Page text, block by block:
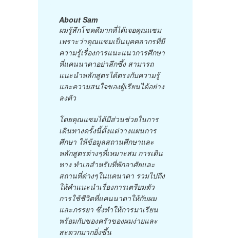
About Sam
ผมรู้สึกโชคดีมากที่ได้เจอคุณแซม
เพราะว่าคุณแซมเป็นบุคคลากรที่มี
ความรู้เรื่องการแนะแนวการศึกษา
ที่แคนนาดาอย่าลึกซึ้ง สามารถ
แนะนำหลักสูตรได้ตรงกับความรู้
และความสนใจของผู้เรียนได้อย่าง
ลงตัว
โดยคุณแซมได้มีส่วนช่วยในการ
เดินทางครั้งนี้ตั้งแต่วางแผนการ
ศึกษา ให้ข้อมูลสถานศึกษาและ
หลักสูตรต่างๆที่เหมาะสม การเดิน
ทาง ทำเลสำหรับที่พักอาศัยและ
สถานที่ต่างๆในแคนาดา รวมไปถึง
ให้คำแนะนำเรื่องการเตรียมตัว
การใช้ชีวิตที่แคนนาดาให้กับผม
และภรรยา ซึ่งทำให้การมาเรียน
พร้อมกับของครัวของผมง่ายและ
สะดวกมากยิ่งขึ้น